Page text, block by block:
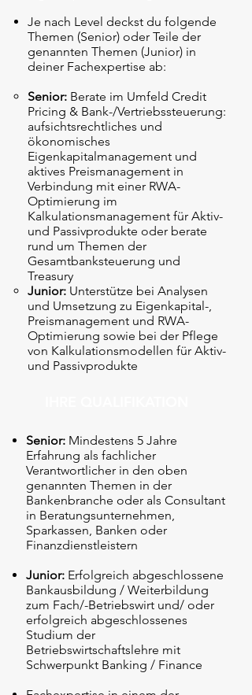
Je nach Level deckst du folgende
Themen (Senior) oder Teile der
genannten Themen (Junior) in
deiner Fachexpertise ab:
Senior: Berate im Umfeld Credit
Pricing & Bank-/Vertriebssteuerung:
aufsichtsrechtliches und
ökonomisches
Eigenkapitalmanagement und
aktives Preismanagement in
Verbindung mit einer RWA-
Optimierung im
Kalkulationsmanagement für Aktiv-
und Passivprodukte oder berate
rund um Themen der
Gesamtbanksteuerung und
Treasury
Junior: Unterstütze bei Analysen
und Umsetzung zu Eigenkapital-,
Preismanagement und RWA-
Optimierung sowie bei der Pflege
von Kalkulationsmodellen für Aktiv-
und Passivprodukte
Senior: Mindestens 5 Jahre
Erfahrung als fachlicher
Verantwortlicher in den oben
genannten Themen in der
Bankenbranche oder als Consultant
in Beratungsunternehmen,
Sparkassen, Banken oder
Finanzdienstleistern
Junior: Erfolgreich abgeschlossene
Bankausbildung / Weiterbildung
zum Fach/-Betriebswirt und/ oder
erfolgreich abgeschlossenes
Studium der
Betriebswirtschaftslehre mit
Schwerpunkt Banking / Finance